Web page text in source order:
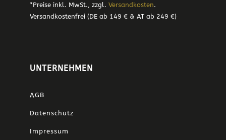
*Preise inkl. MwSt., zzgl. Versandkosten.
Versandkostenfrei (DE ab 149 € & AT ab 249 €)
UNTERNEHMEN
AGB
Datenschutz
Impressum